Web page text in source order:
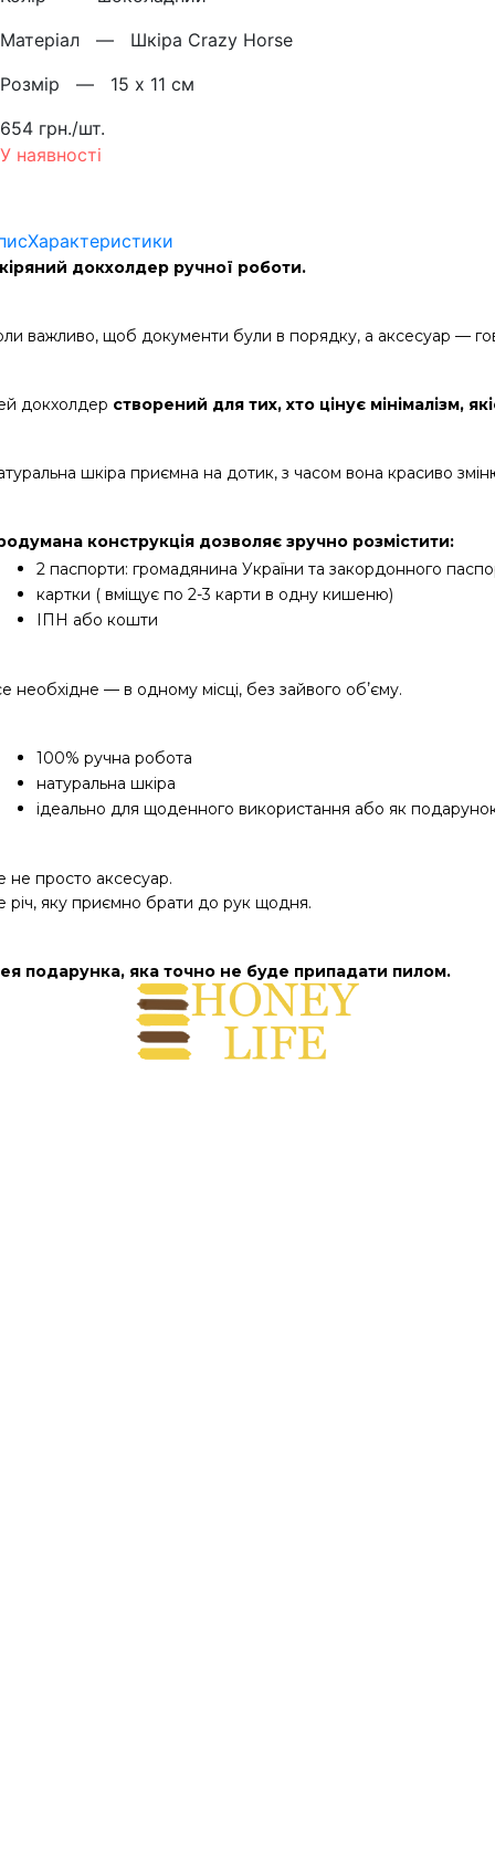
Матерiал — Шкіра Crazy Horse
Розмiр — 15 х 11 см
654 грн./шт.
У наявності
Характеристики
докхолдер ручної роботи.
важливо, щоб документи були в порядку, а аксесуар —
докхолдер створений для тих, хто цінує мінімалізм,
шкіра приємна на дотик, з часом вона красиво
конструкція дозволяє зручно розмістити:
2 паспорти: громадянина України та закордонного
картки ( вміщує по 2-3 карти в одну кишеню)
ІПН або кошти
необхідне — в одному місці, без зайвого обʼєму.
100% ручна робота
натуральна шкіра
ідеально для щоденного використання або як
не просто аксесуар.
річ, яку приємно брати до рук щодня.
подарунка, яка точно не буде припадати пилом.